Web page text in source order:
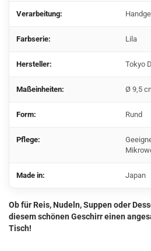
Verarbeitung:
Farbserie: Lila
Hersteller: Tokyo
Maßeinheiten: Ø 9,5
Form: Rund
Pflege:
Made in: Japan
Ob für Reis, Nudeln, Suppen oder
diesem schönen Geschirr einen
Tisch!